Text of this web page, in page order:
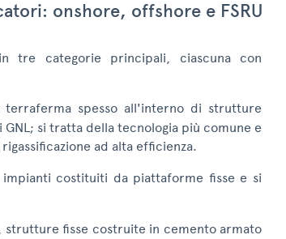
onshore, offshore e FSRU
tre categorie principali, ciascuna con
terraferma spesso all'interno di strutture
si tratta della tecnologia più comune e
ad alta efficienza.
costituiti da piattaforme fisse e si
, strutture fisse costruite in cemento armato